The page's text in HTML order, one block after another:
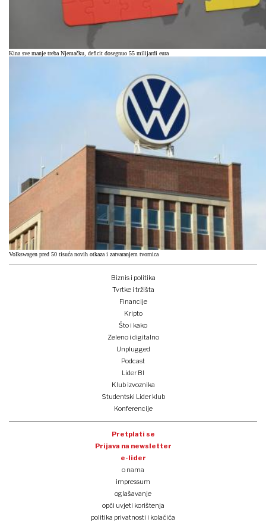
Kina sve manje treba Njemačku, deficit dosegnuo 55 milijardi eura
Volkswagen pred 50 tisuća novih otkaza i zatvaranjem tvornica
Biznis i politika
Tvrtke i tržišta
Financije
Kripto
Što i kako
Zeleno i digitalno
Unplugged
Podcast
Lider BI
Klub izvoznika
Studentski Lider klub
Konferencije
Pretplati se
Prijava na newsletter
e-lider
o nama
impressum
oglašavanje
opći uvjeti korištenja
politika privatnosti i kolačića